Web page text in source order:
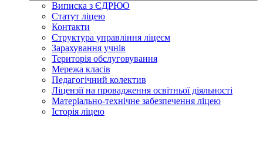
Виписка з ЄДРЮО
Статут ліцею
Контакти
Структура управління ліцеєм
Зарахування учнів
Територія обслуговування
Мережа класів
Педагогічний колектив
Ліцензії на провадження освітньої діяльності
Матеріально-технічне забезпечення ліцею
Історія ліцею